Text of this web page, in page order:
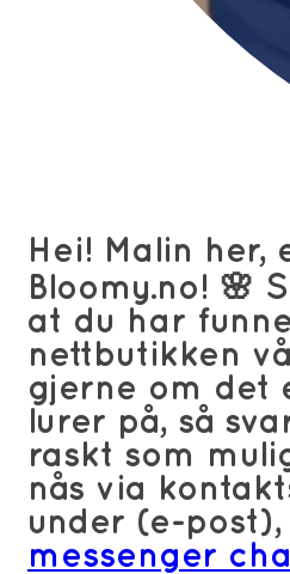
Hei! Malin her,
Bloomy.no! 🌸
at du har
nettbutikken
gjerne om det
lurer på, så
raskt som
nås via
under (e-
messenger